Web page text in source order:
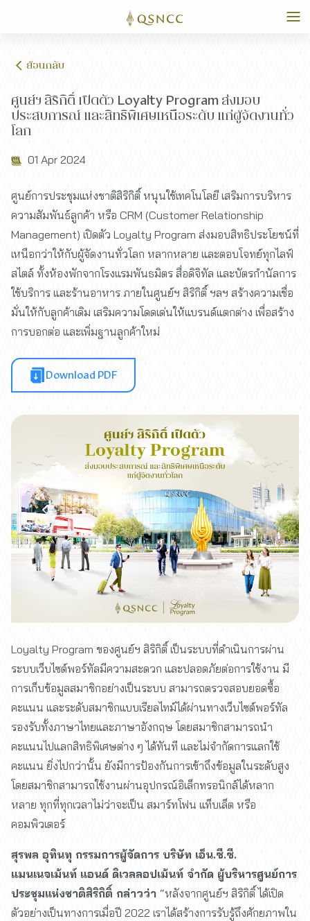
ย้อนกลับ
ศูนย์ฯ สิริกิติ์ เปิดตัว Loyalty Program ส่งมอบ
ประสบการณ์ และสิทธิพิเศษเหนือระดับ แก่ผู้จัดงานทั่ว
โลก
01 Apr 2024
ศูนย์การประชุมแห่งชาติสิริกิติ์ หนุนใช้เทคโนโลยี เสริมการบริหาร
ความสัมพันธ์ลูกค้า หรือ CRM (Customer Relationship
Management) เปิดตัว Loyalty Program ส่งมอบสิทธิประโยชน์ที่
เหนือกว่าให้กับผู้จัดงานทั่วโลก หลากหลาย และตอบโจทย์ทุกไลฟ์
สไตล์ ทั้งห้องพักจากโรงแรมพันธมิตร สื่อดิจิทัล และบัตรกำนัลการ
ใช้บริการ และร้านอาหาร ภายในศูนย์ฯ สิริกิติ์ ฯลฯ สร้างความเชื่อ
มั่นให้กับลูกค้าเดิม เสริมความโดดเด่นให้แบรนด์แตกต่าง เพื่อสร้าง
การบอกต่อ และเพิ่มฐานลูกค้าใหม่
Download PDF
Loyalty Program ของศูนย์ฯ สิริกิติ์ เป็นระบบที่ดำเนินการผ่าน
ระบบเว็บไซต์พอร์ทัลมีความสะดวก และปลอดภัยต่อการใช้งาน มี
การเก็บข้อมูลสมาชิกอย่างเป็นระบบ สามารถตรวจสอบยอดซื้อ
คะแนน และระดับสมาชิกแบบเรียลไทม์ได้ผ่านทางเว็บไซต์พอร์ทัล
รองรับทั้งภาษาไทยและภาษาอังกฤษ โดยสมาชิกสามารถนำ
คะแนนไปแลกสิทธิพิเศษต่าง ๆ ได้ทันที และไม่จำกัดการแลกใช้
คะแนน ยิ่งไปกว่านั้น ยังมีการป้องกันการเข้าถึงข้อมูลในระดับสูง
โดยสมาชิกสามารถใช้งานผ่านอุปกรณ์อิเล็กทรอนิกส์ได้หลาก
หลาย ทุกที่ทุกเวลาไม่ว่าจะเป็น สมาร์ทโฟน แท็บเล็ต หรือ
คอมพิวเตอร์
สุรพล อุทินทุ กรรมการผู้จัดการ บริษัท เอ็น.ซี.ซี.
แมนเนจเม้นท์ แอนด์ ดิเวลลอปเม้นท์ จำกัด ผู้บริหารศูนย์การ
ประชุมแห่งชาติสิริกิติ์ กล่าวว่า “หลังจากศูนย์ฯ สิริกิติ์ ได้เปิด
ตัวอย่างเป็นทางการเมื่อปี 2022 เราได้สร้างการรับรู้ถึงศักยภาพใน